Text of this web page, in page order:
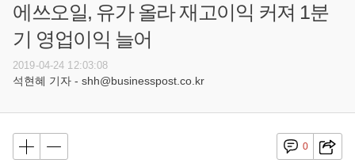
에쓰오일, 유가 올라 재고이익 커져 1분
기 영업이익 늘어
2019-04-24 12:03:08
석현혜 기자 - shh@businesspost.co.kr
0